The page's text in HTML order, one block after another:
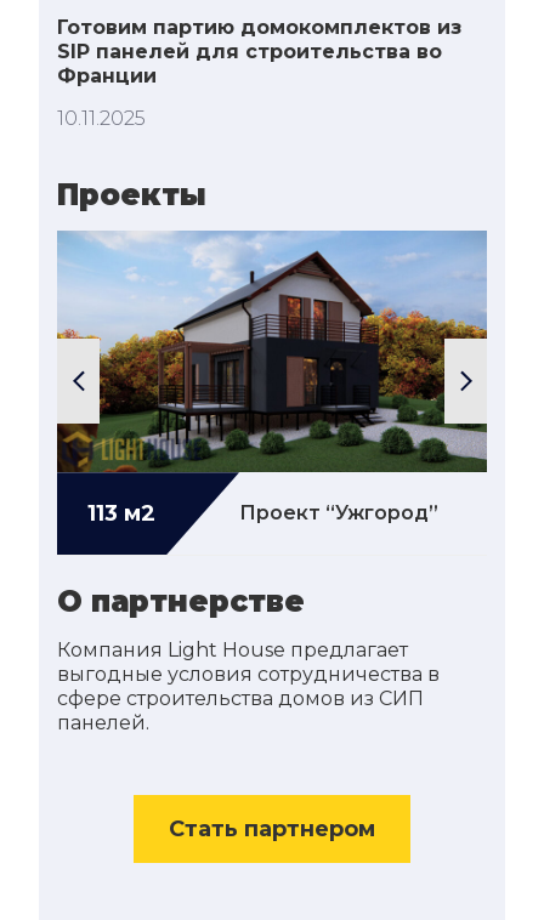
Готовим партию домокомплектов из
SIP панелей для строительства во
Франции
10.11.2025
Проекты
113 м2 Проект “Ужгород”
Подробнее...
О партнерстве
Компания Light House предлагает
выгодные условия сотрудничества в
сфере строительства домов из СИП
панелей.
Стать партнером